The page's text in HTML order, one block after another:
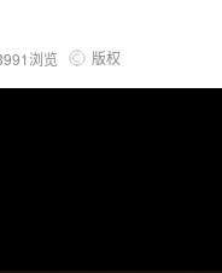
浏览 版权